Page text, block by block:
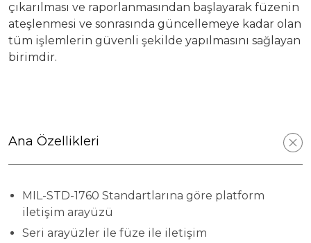
Yatırımcı Sunumu
çıkarılması ve raporlanmasından başlayarak füzenin
ateşlenmesi ve sonrasında güncellemeye kadar olan
tüm işlemlerin güvenli şekilde yapılmasını sağlayan
birimdir.
Ana Özellikleri
MIL-STD-1760 Standartlarına göre platform
iletişim arayüzü
Seri arayüzler ile füze ile iletişim